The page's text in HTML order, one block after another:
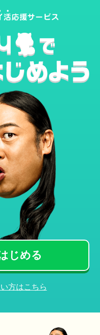
じめる
方はこちら